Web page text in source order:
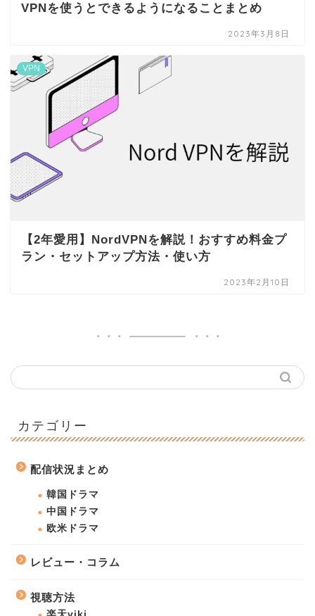
VPNを使うとできるようになることまとめ
2023年3月8日
VPN
【2年愛用】NordVPNを解説！おすすめ料金プ
ラン・セットアップ方法・使い方
2023年2月10日
カテゴリー
配信状況まとめ
韓国ドラマ
中国ドラマ
欧米ドラマ
レビュー・コラム
視聴方法